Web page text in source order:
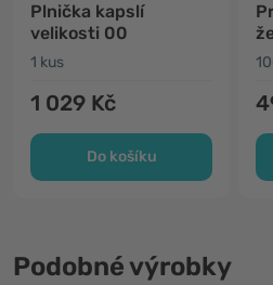
Plnička kapslí
velikosti 00
1 kus
1 029 Kč
Do košíku
Podobné výrobky